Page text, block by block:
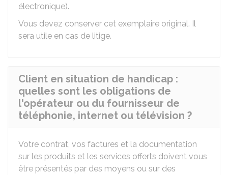
électronique).
Vous devez conserver cet exemplaire original. Il
sera utile en cas de litige.
Client en situation de handicap :
quelles sont les obligations de
l'opérateur ou du fournisseur de
téléphonie, internet ou télévision ?
Votre contrat, vos factures et la documentation
sur les produits et les services offerts doivent vous
être présentés par des moyens ou sur des